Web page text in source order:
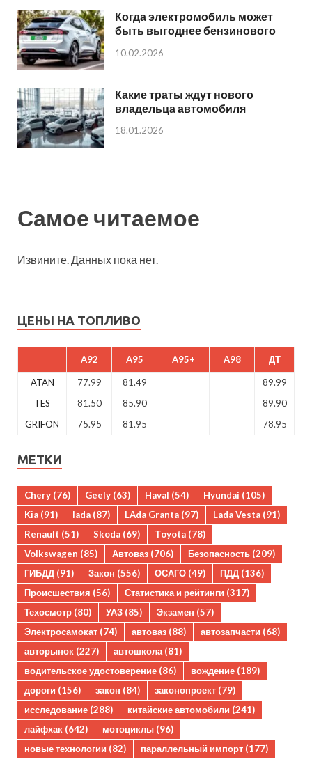
Когда электромобиль может
быть выгоднее бензинового
10.02.2026
Какие траты ждут нового
владельца автомобиля
18.01.2026
Самое читаемое
Извините. Данных пока нет.
ЦЕНЫ НА ТОПЛИВО
A92 A95 A95+ A98 ДТ
ATAN 77.99 81.49
89.99
TES
81.50 85.90
89.90
GRIFON
75.95 81.95 78.95
МЕТКИ
Chery (76) Geely (63) Haval (54) Hyundai (105)
Kia (91) lada (87) LAda Granta (97) Lada Vesta (91)
Renault (51) Skoda (69) Toyota (78)
Volkswagen (85) Автоваз (706) Безопасность (209)
ГИБДД (91) Закон (556) ОСАГО (49) ПДД (136)
Происшествия (56) Статистика и рейтинги (317)
Техосмотр (80) УАЗ (85) Экзамен (57)
Электросамокат (74) автоваз (88) автозапчасти (68)
авторынок (227) автошкола(81)
водительское удостоверение (86) вождение (189)
дороги (156) закон (84) законопроект (79)
исследование (288) китайские автомобили (241)
лайфхак (642) мотоциклы (96)
новые технологии (82) параллельный импорт (177)